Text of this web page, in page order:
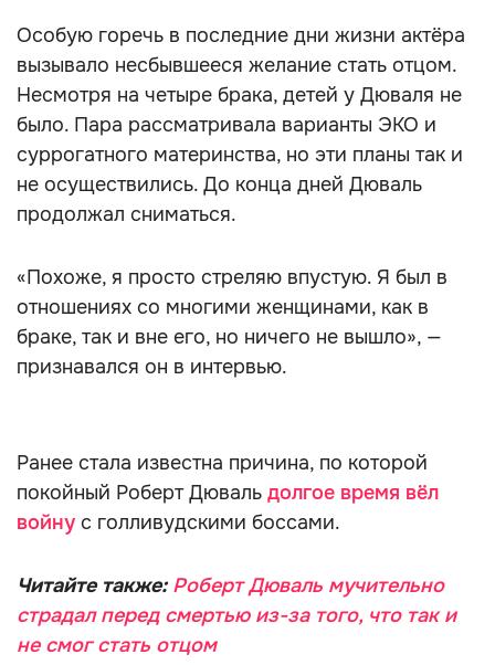
Особую горечь в последние дни жизни актёра
вызывало несбывшееся желание стать отцом.
Несмотря на четыре брака, детей у Дюваля не
было. Пара рассматривала варианты ЭКО и
суррогатного материнства, но эти планы так и
не осуществились. До конца дней Дюваль
продолжал сниматься.
«Похоже, я просто стреляю впустую. Я был в
отношениях со многими женщинами, как в
браке, так и вне его, но ничего не вышло», —
признавался он в интервью.
Ранее стала известна причина, по которой
покойный Роберт Дюваль долгое время вёл
войну с голливудскими боссами.
Читайте также: Роберт Дюваль мучительно
страдал перед смертью из-за того, что так и
не смог стать отцом